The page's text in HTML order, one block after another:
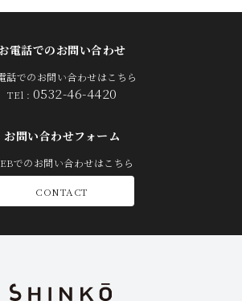
電話でのお問い合わせ
話でのお問い合わせはこちら
TEl : 0532-46-4420
お問い合わせフォーム
でのお問い合わせはこちら
CONTACT